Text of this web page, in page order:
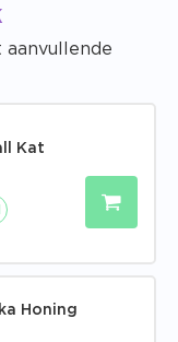
Kat
Honing